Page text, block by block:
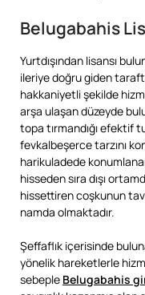
Belugabahis
Yurtdışından lisansı
ileriye doğru giden
hakkaniyetli şekilde
arşa ulaşan düzeyde
topa tırmandığı efektif
fevkalbeşerce tarzını
harikuladede
hisseden sıra dışı
hissettiren coşkunun
namda olmaktadır.
Şeffaflık içerisinde
yönelik hareketlerle
sebeple Belugabahis